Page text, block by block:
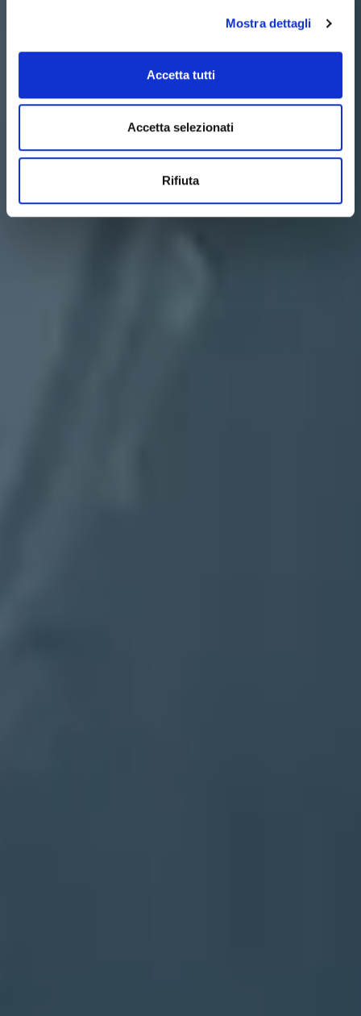
Mostra dettagli
Accetta tutti
Accetta selezionati
Rifiuta